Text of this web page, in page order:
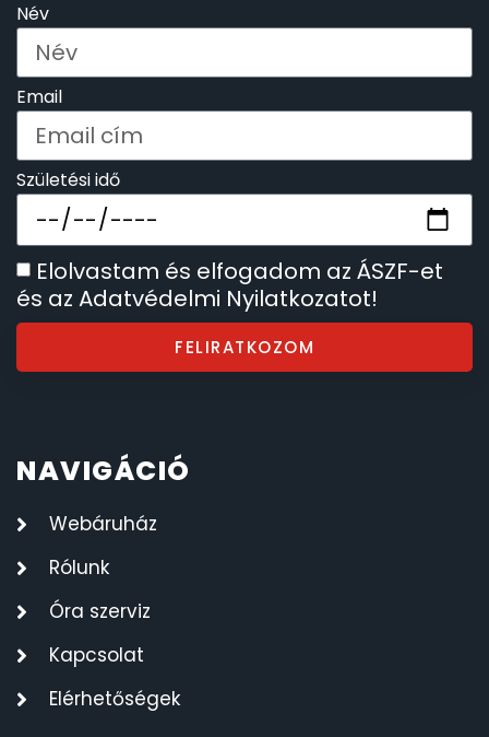
Név
Email
Születési idő
Elolvastam és elfogadom az ÁSZF-et
és az Adatvédelmi Nyilatkozatot!
FELIRATKOZOM
NAVIGÁCIÓ
Webáruház
Rólunk
Óra szerviz
Kapcsolat
Elérhetőségek